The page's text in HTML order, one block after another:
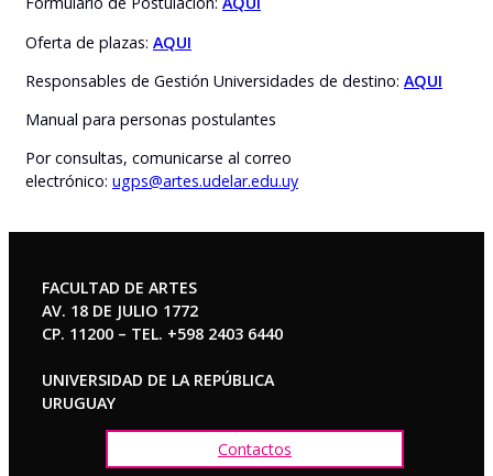
Oferta de plazas: AQUI
Responsables de Gestión Universidades de destino: AQUI
Manual para personas postulantes
Por consultas, comunicarse al correo
electrónico: ugps@artes.udelar.edu.uy
FACULTAD DE ARTES
AV. 18 DE JULIO 1772
CP. 11200 – TEL. +598 2403 6440
UNIVERSIDAD DE LA REPÚBLICA
URUGUAY
Contactos